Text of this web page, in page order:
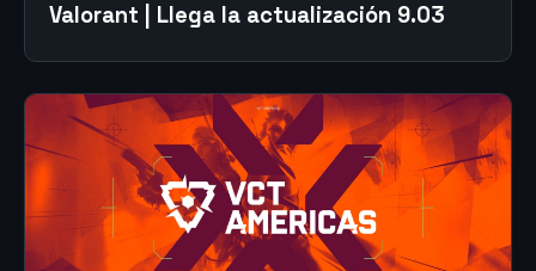
Valorant | Llega la actualización 9.03